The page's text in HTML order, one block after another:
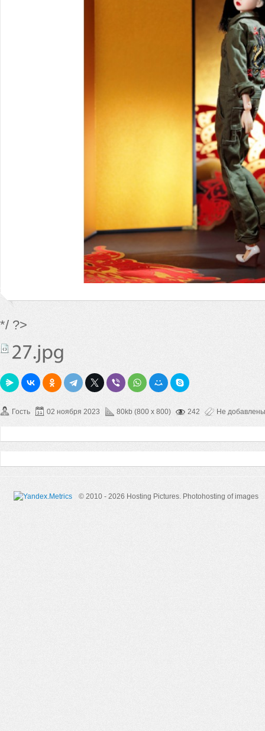
*/ ?>
Гость 02 ноября 2023 80kb (800 x 800) 242 Не добавлены
© 2010 - 2026 Hosting Pictures. Photohosting of images